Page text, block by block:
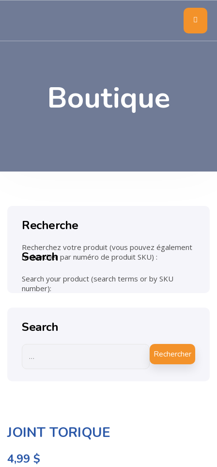
Boutique
JOINT TORIQUE
4,99 $
Recherche
Recherchez votre produit (vous pouvez également
rechercher par numéro de produit SKU) :
Search
Search your product (search terms or by SKU
number):
Search
Rechercher